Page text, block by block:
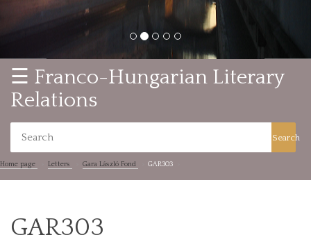
☰ Franco-Hungarian Literary
Relations
Search
Home page Letters Gara László Fond GAR303
GAR303